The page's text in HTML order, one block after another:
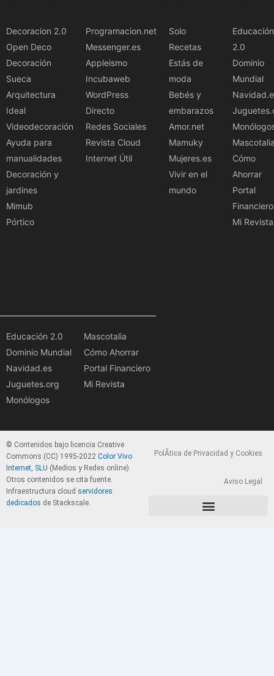
Decoracion 2.0
Open Deco
Decoración
Sueca
Arquitectura
Ideal
Videodecoración
Ayuda para
manualidades
Decoración y
jardines
Mimub
Pórtico
Programacion.net
Messenger.es
Appleismo
Incubaweb
WordPress
Directo
Redes Sociales
Revista Cloud
Internet Útil
Solo
Recetas
Estás de
moda
Bebés y
embarazos
Amor.net
Mamuky
Mujeres.es
Vivir en el
mundo
Educación
2.0
Dominio
Mundial
Cómo
Ahorrar
Portal
Financiero
Mi Revista
Educación 2.0
Dominio Mundial
Navidad.es
Juguetes.org
Monólogos
Mascotalia
Cómo Ahorrar
Portal Financiero
Mi Revista
© Contenidos bajo licencia Creative
Commons (CC) 1995-2022 Color Vivo
Internet, SLU (Medios y Redes online).
Otros contenidos se cita fuente.
Infraestructura cloud servidores
dedicados de Stackscale.
PolÃ­tica de Privacidad y Cookies
Aviso Legal